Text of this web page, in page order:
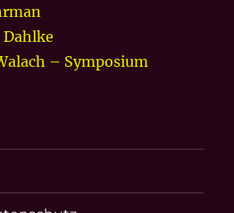
Dahlke
– Symposium